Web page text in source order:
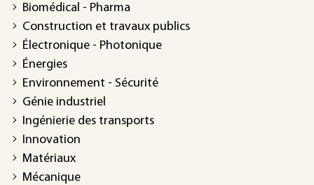
Biomédical - Pharma
Construction et travaux publics
Électronique - Photonique
Énergies
Environnement - Sécurité
Génie industriel
Ingénierie des transports
Innovation
Matériaux
Mécanique